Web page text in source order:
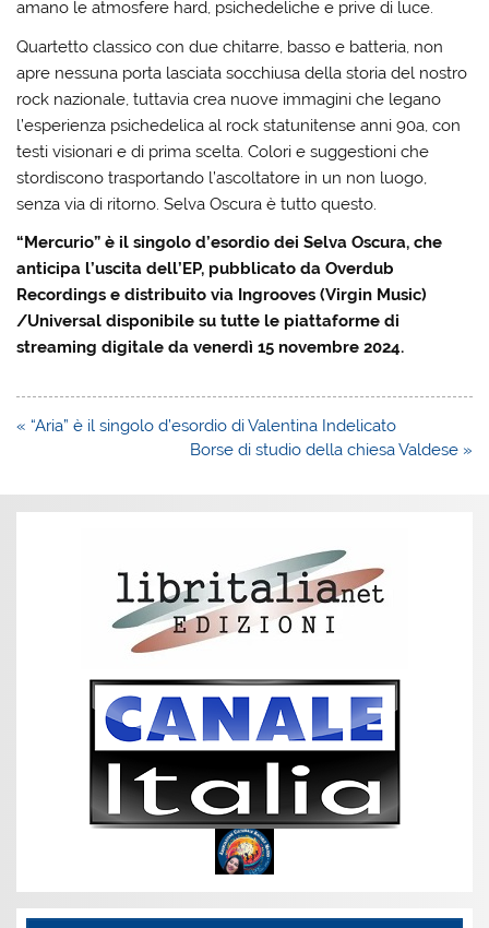
amano le atmosfere hard, psichedeliche e prive di luce.
Quartetto classico con due chitarre, basso e batteria, non
apre nessuna porta lasciata socchiusa della storia del nostro
rock nazionale, tuttavia crea nuove immagini che legano
l’esperienza psichedelica al rock statunitense anni 90a, con
testi visionari e di prima scelta. Colori e suggestioni che
stordiscono trasportando l’ascoltatore in un non luogo,
senza via di ritorno. Selva Oscura è tutto questo.
“Mercurio” è il singolo d’esordio dei Selva Oscura, che
anticipa l’uscita dell’EP, pubblicato da Overdub
Recordings e distribuito via Ingrooves (Virgin Music)
/Universal disponibile su tutte le piattaforme di
streaming digitale da venerdì 15 novembre 2024.
Navigazione
« “Aria” è il singolo d’esordio di Valentina Indelicato
Borse di studio della chiesa Valdese »